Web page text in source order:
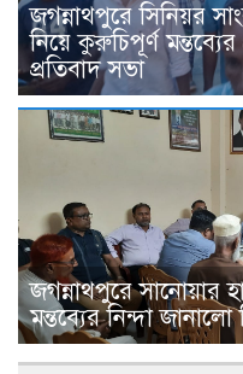
জগন্নাথপুরে সিনিয়র
নিয়ে কুরুচিপূর্ণ
প্রতিবাদ সভা
জগন্নাথপুরে সানোয়ার
মন্তব্যের নিন্দা